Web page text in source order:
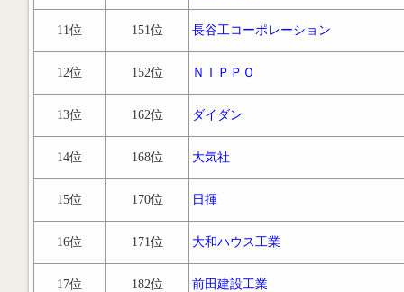
11位 151位 長谷工コーポレーション
12位 152位 ＮＩＰＰＯ
13位 162位 ダイダン
14位 168位 大気社
15位 170位 日揮
16位 171位 大和ハウス工業
17位 182位 前田建設工業